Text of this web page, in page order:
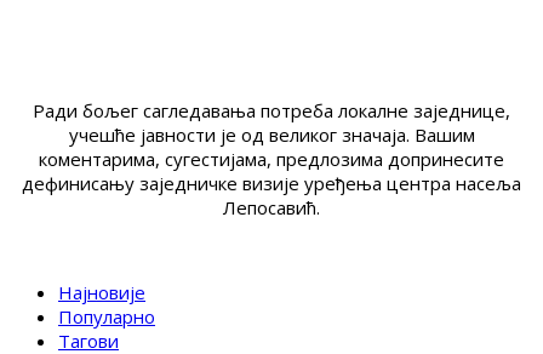
Ради бољег сагледавања потреба локалне заједнице,
учешће јавности је од великог значаја. Вашим
коментарима, сугестијама, предлозима допринесите
дефинисању заједничке визије уређења центра насеља
Лепосавић.
Најновије
Популарно
Тагови